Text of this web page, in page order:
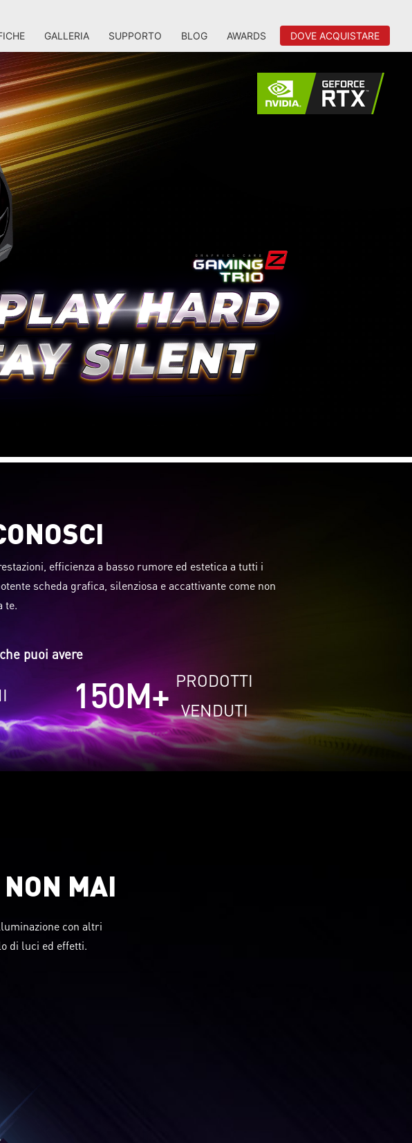
GALLERIA SUPPORTO BLOG AWARDS DOVE ACQUISTARE
efficienza a basso rumore ed estetica a tutti i
scheda grafica, silenziosa e accattivante come non
te.
che puoi avere
150M+ PRODOTTI
VENDUTI
MAI
con altri
di luci ed effetti.